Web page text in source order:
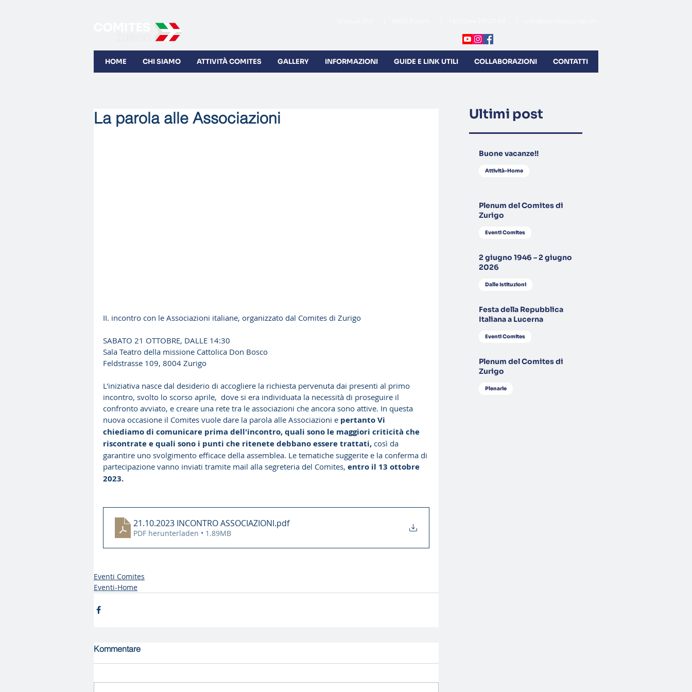
HOME CHI SIAMO ATTIVITÀ COMITES GALLERY INFORMAZIONI GUIDE E LINK UTILI COLLABORAZIONI CONTATTI
La parola alle Associazioni
II. incontro con le Associazioni italiane, organizzato dal Comites di Zurigo
SABATO 21 OTTOBRE, DALLE 14:30
Sala Teatro della missione Cattolica Don Bosco
Feldstrasse 109, 8004 Zurigo
L'iniziativa nasce dal desiderio di accogliere la richiesta pervenuta dai presenti al primo
incontro, svolto lo scorso aprile,  dove si era individuata la necessità di proseguire il
confronto avviato, e creare una rete tra le associazioni che ancora sono attive. In questa
nuova occasione il Comites vuole dare la parola alle Associazioni e pertanto Vi
chiediamo di comunicare prima dell'incontro, quali sono le maggiori criticità che
riscontrate e quali sono i punti che ritenete debbano essere trattati, così da
garantire uno svolgimento efficace della assemblea. Le tematiche suggerite e la conferma di
partecipazione vanno inviati tramite mail alla segreteria del Comites, entro il 13 ottobre
2023.
21.10.2023 INCONTRO ASSOCIAZIONI.pdf
PDF herunterladen • 1.89MB
Eventi Comites
Eventi-Home
Kommentare
Ultimi post
Buone vacanze!!
Attività-Home
Plenum del Comites di
Zurigo
Eventi Comites
2 giugno 1946 – 2 giugno
2026
Dalle Istituzioni
Festa della Repubblica
Italiana a Lucerna
Eventi Comites
Plenum del Comites di
Zurigo
Plenarie